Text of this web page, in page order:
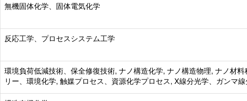
無機固体化学、固体電気化学
反応工学、プロセスシステム工学
環境負荷低減技術、保全修復技術, ナノ構造化学, ナノ構造物理, ナノ材
リー、環境化学, 触媒プロセス、資源化学プロセス, X線分光学、ガンマ